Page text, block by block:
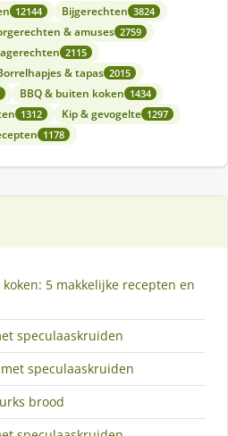
12144 Bijgerechten 3824
& amuses 2759
2115
& tapas 2015
BBQ & buiten koken 1434
1312 Kip & gevogelte 1297
1178
5 makkelijke recepten en
speculaaskruiden
speculaaskruiden
brood